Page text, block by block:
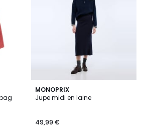
MONOPRIX
Jupe midi en laine
49,99 €